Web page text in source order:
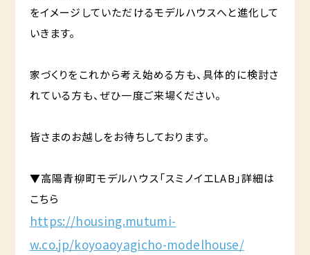
をイメージしていただけるモデルハウスへと進化して
いきます。
家づくりをこれから考え始める方も、具体的に検討さ
れている方も、ぜひ一度ご来場ください。
皆さまのお越しをお待ちしております。
▼高陽青柳町モデルハウス「スミノイエLAB」詳細は
こちら
https://housing.mutumi-
w.co.jp/koyoaoyagicho-modelhouse/